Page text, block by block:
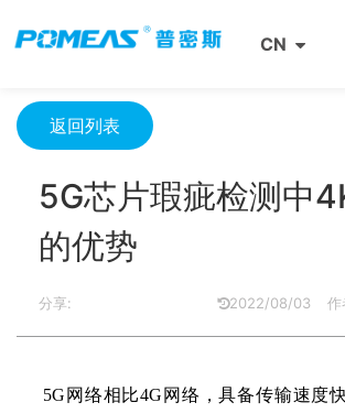
CN
5G芯片瑕疵检测中4K镜头的优势
返回列表
5G芯片瑕疵检测中
的优势
分享: 2022/08/03 作
5G网络相比4G网络，具备传输速度